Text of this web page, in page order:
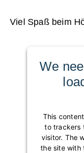
Viel Spaß beim
We
This
to trackers
visitor. The
the site with